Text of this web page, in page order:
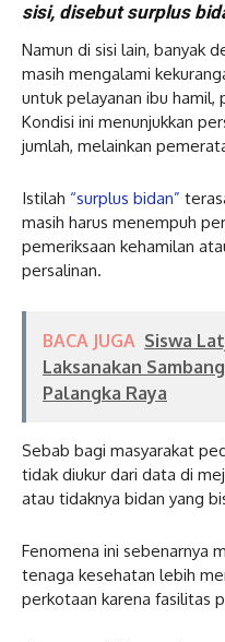
sisi, disebut surplus
Namun di sisi lain, banyak
masih mengalami
untuk pelayanan ibu hamil,
Kondisi ini menunjukkan
jumlah, melainkan
Istilah “surplus bidan”
masih harus menempuh
pemeriksaan kehamilan
persalinan.
BACA JUGA Siswa
Laksanakan
Palangka Raya
Sebab bagi masyarakat
tidak diukur dari data di
atau tidaknya bidan yang
Fenomena ini sebenarnya
tenaga kesehatan lebih
perkotaan karena fasilitas